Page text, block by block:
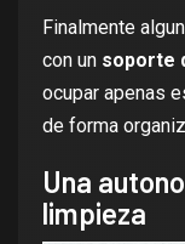
Finalmente
con un soporte
ocupar apenas
de forma
Una
limpieza